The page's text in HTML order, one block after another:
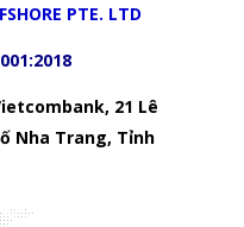
PTE. LTD
21 Lê
Nha Trang, Tỉnh